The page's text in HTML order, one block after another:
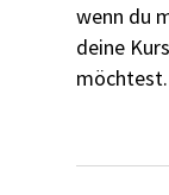
wenn du
deine
möchtest.